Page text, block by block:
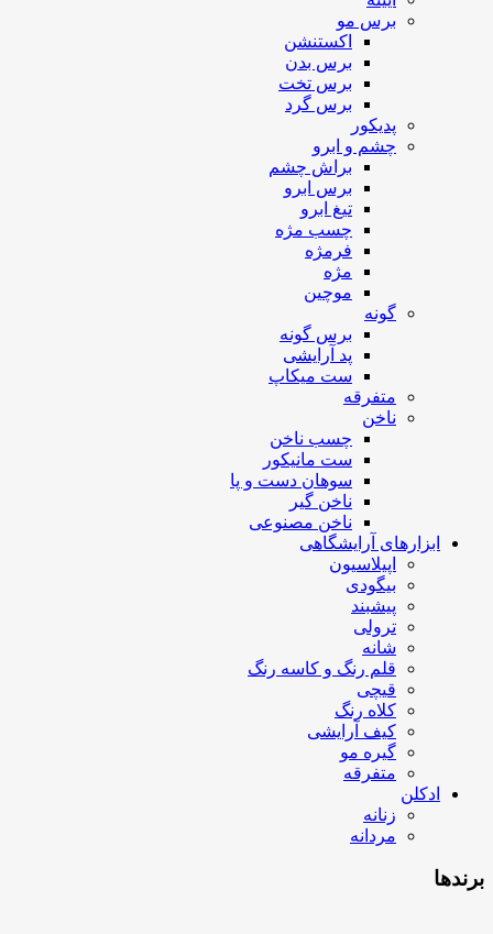
برس مو
اکستنشن
برس بدن
برس تخت
برس گرد
پدیکور
چشم و ابرو
براش چشم
برس ابرو
تیغ ابرو
چسب مژه
فرمژه
مژه
موچین
گونه
برس گونه
پد آرایشی
ست میکاپ
متفرقه
ناخن
چسب ناخن
ست مانیکور
سوهان دست و پا
ناخن گیر
ناخن مصنوعی
ابزارهای آرایشگاهی
اپیلاسیون
بیگودی
پیشبند
ترولی
شانه
قلم رنگ و کاسه رنگ
قیچی
کلاه رنگ
کیف آرایشی
گیره مو
متفرقه
ادکلن
زنانه
مردانه
برندها